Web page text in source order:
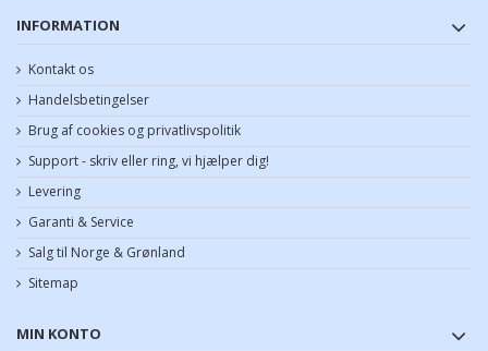
INFORMATION
Kontakt os
Handelsbetingelser
Brug af cookies og privatlivspolitik
Support - skriv eller ring, vi hjælper dig!
Levering
Garanti & Service
Salg til Norge & Grønland
Sitemap
MIN KONTO